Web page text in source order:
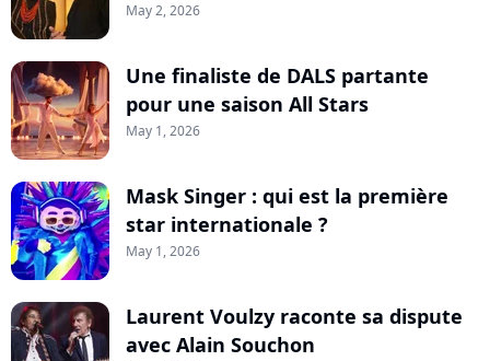
May 2, 2026
Une finaliste de DALS partante
pour une saison All Stars
May 1, 2026
Mask Singer : qui est la première
star internationale ?
May 1, 2026
Laurent Voulzy raconte sa dispute
avec Alain Souchon